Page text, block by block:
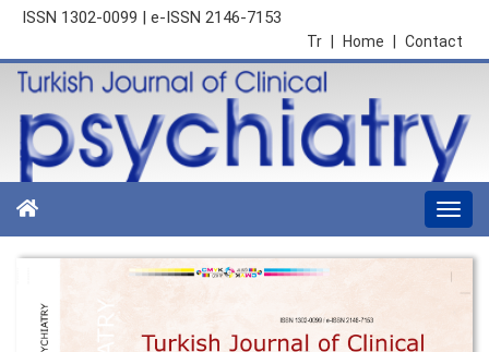
ISSN 1302-0099 | e-ISSN 2146-7153
Contact
Home
Tr